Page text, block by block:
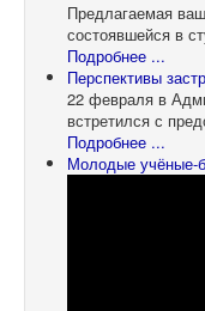
Предлагаемая
состоявшейся в
Подробнее ...
Перспективы
22 февраля в
встретился с
Подробнее ...
Молодые учёные-